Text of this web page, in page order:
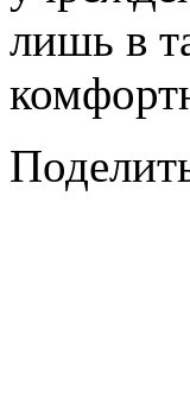
лишь в